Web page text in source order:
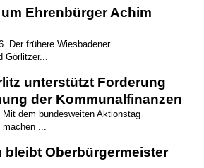
Ehrenbürger Achim
Der frühere Wiesbadener
Görlitzer...
unterstützt Forderung
der Kommunalfinanzen
dem bundesweiten Aktionstag
machen ...
bleibt Oberbürgermeister